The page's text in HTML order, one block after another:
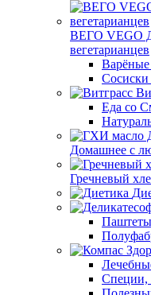
ВЕГО VEGO
вегетарианцев
Варёные
Сосиски
Еда со
Домашнее с
Гречневый
Специи,